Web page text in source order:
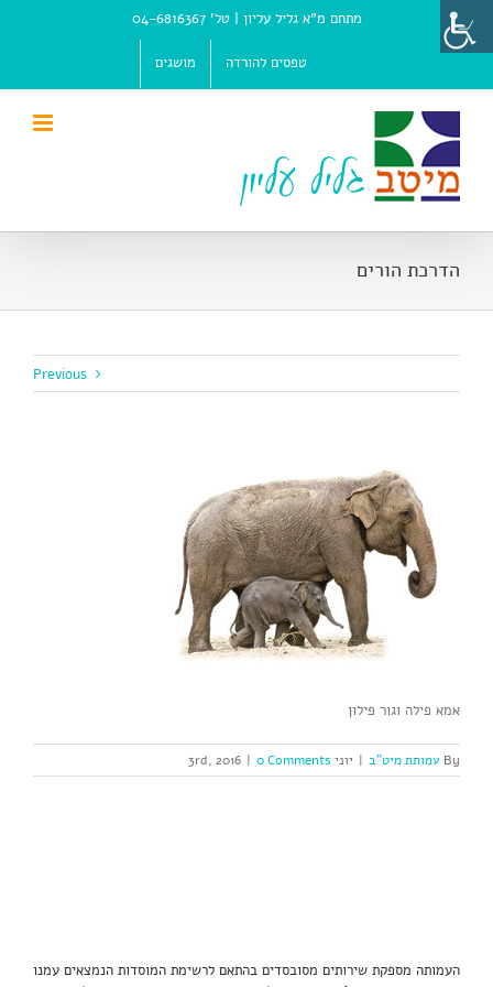
content
מתחם מ"א גליל עליון |טל' 04-6816367
טפסים להורדה מושגים
הדרכת הורים
Previous
אמא פילה וגור פילון
By עמותת מיט"ב | יוני 3rd, 2016 | 0 Comments
העמותה מספקת שירותים מסובסדים בהתאם לרשימת המוסדות הנמצאים עמנו